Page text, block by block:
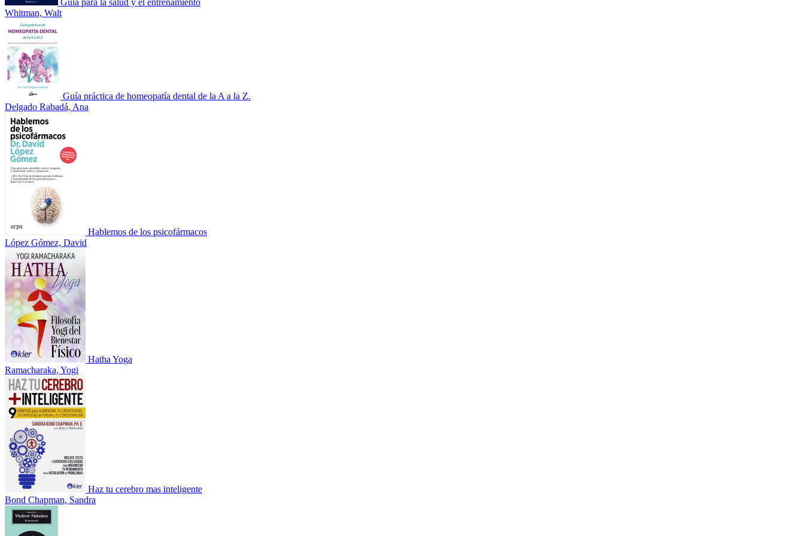
Whitman, Walt
Guía práctica de homeopatía dental de la A a la Z.
Delgado Rabadá, Ana
Hablemos de los psicofármacos
López Gómez, David
Hatha Yoga
Ramacharaka, Yogi
Haz tu cerebro mas inteligente
Bond Chapman, Sandra